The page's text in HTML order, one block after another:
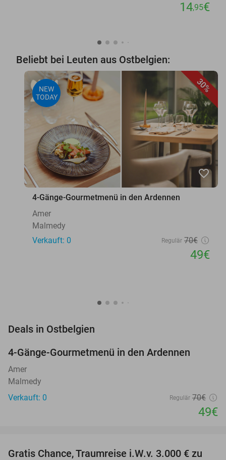
14,95€
Beliebt bei Leuten aus Ostbelgien:
30%
NEW
TODAY
favorite_border
4-Gänge-Gourmetmenü in den Ardennen
Amer
Malmedy
Verkauft: 0
Regulär 70€
49€
Deals in Ostbelgien
NEW
TODAY
4-Gänge-Gourmetmenü in den Ardennen
Amer
Malmedy
Verkauft: 0
Regulär 70€
49€
Gratis Chance, Traumreise i.W.v. 3.000 € zu